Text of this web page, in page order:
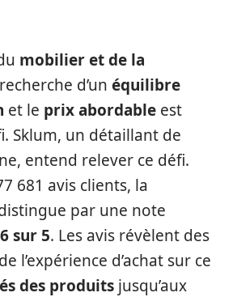
mobilier et de la
d’un équilibre
et le prix abordable est
Sklum, un détaillant de
entend relever ce défi.
681 avis clients, la
par une note
sur 5. Les avis révèlent des
l’expérience d’achat sur ce
des produits jusqu’aux